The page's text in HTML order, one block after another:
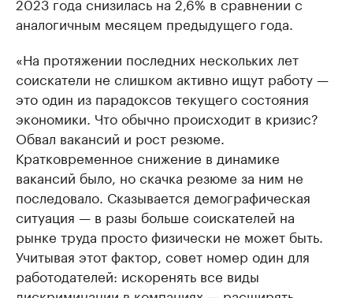
аналогичным месяцем предыдущего года.
«На протяжении последних нескольких лет
соискатели не слишком активно ищут работу —
это один из парадоксов текущего состояния
экономики. Что обычно происходит в кризис?
Обвал вакансий и рост резюме.
Кратковременное снижение в динамике
вакансий было, но скачка резюме за ним не
последовало. Сказывается демографическая
ситуация — в разы больше соискателей на
рынке труда просто физически не может быть.
Учитывая этот фактор, совет номер один для
работодателей: искоренять все виды